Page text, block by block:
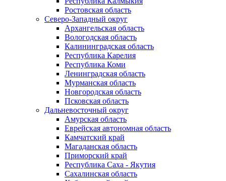
Ростовская область
Северо-Западный округ
Архангельская область
Вологодская область
Калининградская область
Республика Карелия
Республика Коми
Ленинградская область
Мурманская область
Новгородская область
Псковская область
Дальневосточный округ
Амурская область
Еврейская автономная область
Камчатский край
Магаданская область
Приморский край
Республика Саха - Якутия
Сахалинская область